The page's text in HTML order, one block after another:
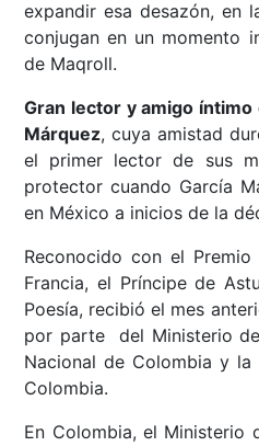
expandir esa desazón, en
conjugan en un momento
de Maqroll.
Gran lector y amigo íntimo
Márquez, cuya amistad
el primer lector de sus
protector cuando García
en México a inicios de la
Reconocido con el
Francia, el Príncipe de
Poesía, recibió el mes
por parte del Ministerio
Nacional de Colombia y la
Colombia.
En Colombia, el Ministerio